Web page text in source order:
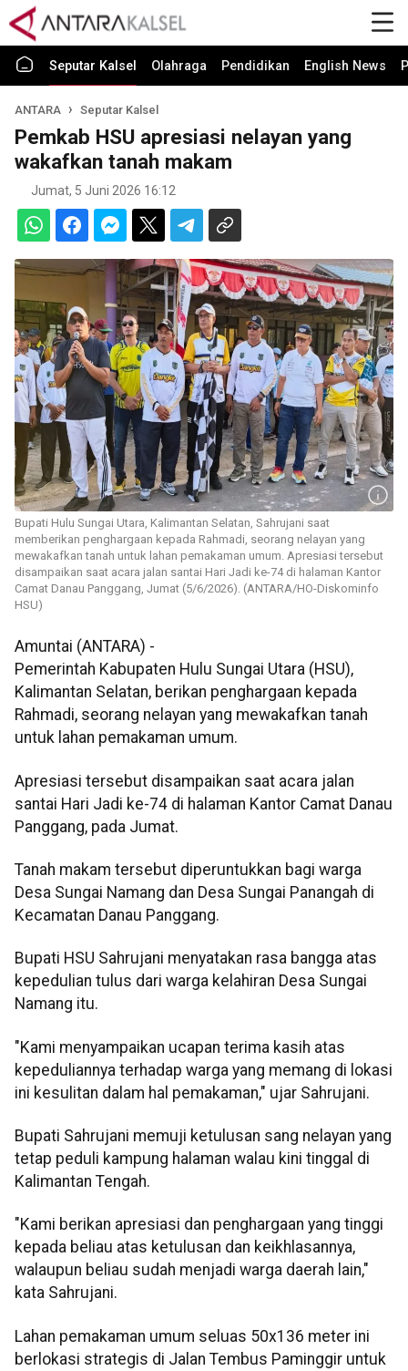
Seputar Kalsel Olahraga Pendidikan English News
ANTARA Seputar Kalsel
Pemkab HSU apresiasi nelayan yang
wakafkan tanah makam
Jumat, 5 Juni 2026 16:12
Bupati Hulu Sungai Utara, Kalimantan Selatan, Sahrujani saat
memberikan penghargaan kepada Rahmadi, seorang nelayan yang
mewakafkan tanah untuk lahan pemakaman umum. Apresiasi tersebut
disampaikan saat acara jalan santai Hari Jadi ke-74 di halaman Kantor
Camat Danau Panggang, Jumat (5/6/2026). (ANTARA/HO-Diskominfo
HSU)
Amuntai (ANTARA) -
Pemerintah Kabupaten Hulu Sungai Utara (HSU),
Kalimantan Selatan, berikan penghargaan kepada
Rahmadi, seorang nelayan yang mewakafkan tanah
untuk lahan pemakaman umum.
Apresiasi tersebut disampaikan saat acara jalan
santai Hari Jadi ke-74 di halaman Kantor Camat Danau
Panggang, pada Jumat.
Tanah makam tersebut diperuntukkan bagi warga
Desa Sungai Namang dan Desa Sungai Panangah di
Kecamatan Danau Panggang.
Bupati HSU Sahrujani menyatakan rasa bangga atas
kepedulian tulus dari warga kelahiran Desa Sungai
Namang itu.
"Kami menyampaikan ucapan terima kasih atas
kepeduliannya terhadap warga yang memang di lokasi
ini kesulitan dalam hal pemakaman," ujar Sahrujani.
Bupati Sahrujani memuji ketulusan sang nelayan yang
tetap peduli kampung halaman walau kini tinggal di
Kalimantan Tengah.
"Kami berikan apresiasi dan penghargaan yang tinggi
kepada beliau atas ketulusan dan keikhlasannya,
walaupun beliau sudah menjadi warga daerah lain,"
kata Sahrujani.
Lahan pemakaman umum seluas 50x136 meter ini
berlokasi strategis di Jalan Tembus Paminggir untuk